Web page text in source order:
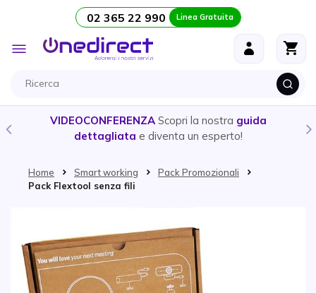
Salta al contenuto 02 365 22 990 Linea Gratuita
Toggle
Nav
VIDEOCONFERENZA Scopri la nostra guida
dettagliata e diventa un esperto!
Home Smart working
Pack Promozionali
Pack Flextool senza fili